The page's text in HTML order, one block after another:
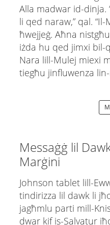
Alla madwar id-dinja.
li qed naraw,” qal.
ħwejjeġ. Aħna
iżda hu qed jimxi bil-
Nara lill-Mulej miexi
tiegħu jinfluwenza lin-
Messaġġ lil
Marġini
Johnson tablet lill-
tindirizza lil dawk li
jagħmlu parti mill-
dwar kif is-Salvatur